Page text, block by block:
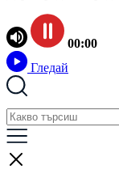
00:00
Гледай